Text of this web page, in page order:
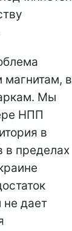
магнитам, в
Мы
НПП
в
в пределах
не дает